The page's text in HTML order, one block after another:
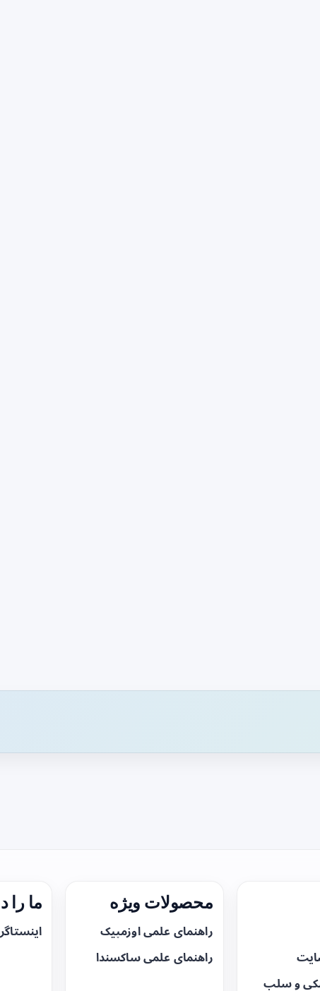
و سلب
محصولات ویژه
راهنمای علمی اوزمپیک
راهنمای علمی ساکسندا
ما را